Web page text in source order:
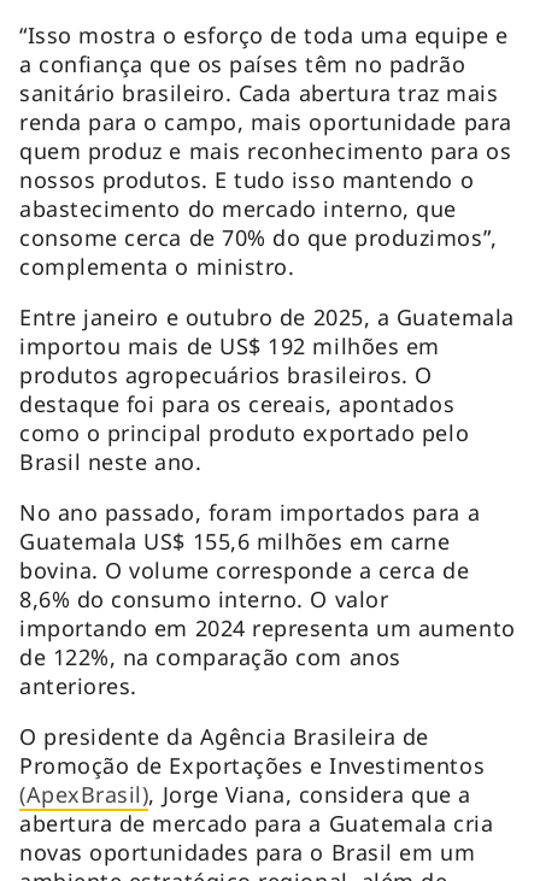
“Isso mostra o esforço de toda uma equipe e
a confiança que os países têm no padrão
sanitário brasileiro. Cada abertura traz mais
renda para o campo, mais oportunidade para
quem produz e mais reconhecimento para os
nossos produtos. E tudo isso mantendo o
abastecimento do mercado interno, que
consome cerca de 70% do que produzimos”,
complementa o ministro.
Entre janeiro e outubro de 2025, a Guatemala
importou mais de US$ 192 milhões em
produtos agropecuários brasileiros. O
destaque foi para os cereais, apontados
como o principal produto exportado pelo
Brasil neste ano.
No ano passado, foram importados para a
Guatemala US$ 155,6 milhões em carne
bovina. O volume corresponde a cerca de
8,6% do consumo interno. O valor
importando em 2024 representa um aumento
de 122%, na comparação com anos
anteriores.
O presidente da Agência Brasileira de
Promoção de Exportações e Investimentos
(ApexBrasil), Jorge Viana, considera que a
abertura de mercado para a Guatemala cria
novas oportunidades para o Brasil em um